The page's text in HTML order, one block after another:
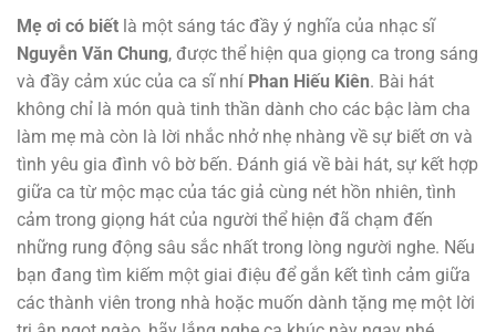
Mẹ ơi có biết là một sáng tác đầy ý nghĩa của nhạc sĩ
Nguyễn Văn Chung, được thể hiện qua giọng ca trong sáng
và đầy cảm xúc của ca sĩ nhí Phan Hiếu Kiên. Bài hát
không chỉ là món quà tinh thần dành cho các bậc làm cha
làm mẹ mà còn là lời nhắc nhở nhẹ nhàng về sự biết ơn và
tình yêu gia đình vô bờ bến. Đánh giá về bài hát, sự kết hợp
giữa ca từ mộc mạc của tác giả cùng nét hồn nhiên, tình
cảm trong giọng hát của người thể hiện đã chạm đến
những rung động sâu sắc nhất trong lòng người nghe. Nếu
bạn đang tìm kiếm một giai điệu để gắn kết tình cảm giữa
các thành viên trong nhà hoặc muốn dành tặng mẹ một lời